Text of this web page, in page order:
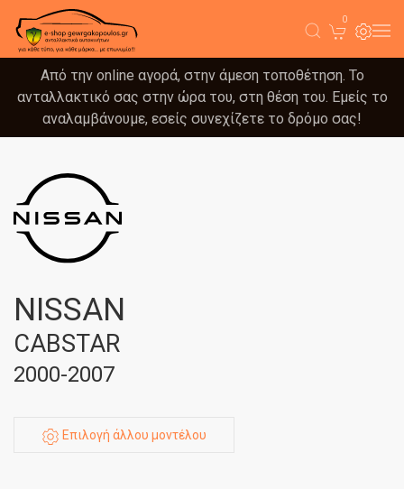
0
Από την online αγορά, στην άμεση τοποθέτηση. Το
ανταλλακτικό σας στην ώρα του, στη θέση του. Εμείς το
αναλαμβάνουμε, εσείς συνεχίζετε το δρόμο σας!
NISSAN
CABSTAR
2000-2007
Επιλογή άλλου μοντέλου